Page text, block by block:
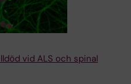
vid ALS och spinal